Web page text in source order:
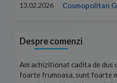
13.02.2026
Cosmopolitan
Despre comenzi
Am achizitionat cadita de dus
foarte frumoasa, sunt foarte